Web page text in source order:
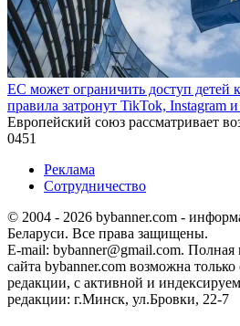
ЕС может ограничить доступ детей
правила затронут TikTok, Instagram
Европейский союз рассматривает
0451
Реклама
Сотрудничество
© 2004 - 2026 bybanner.com -
Беларуси. Все права защищены.
E-mail: bybanner@gmail.com. Полная
сайта bybanner.com возможна
редакции, с активной и
редакции: г.Минск, ул.Бровки, 22-7